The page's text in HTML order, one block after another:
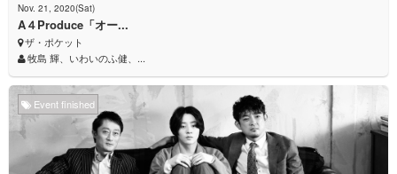
Nov. 21, 2020(Sat)
A４Produce「オー...
ザ・ポケット
牧島 輝、いわいのふ健、...
Event finished